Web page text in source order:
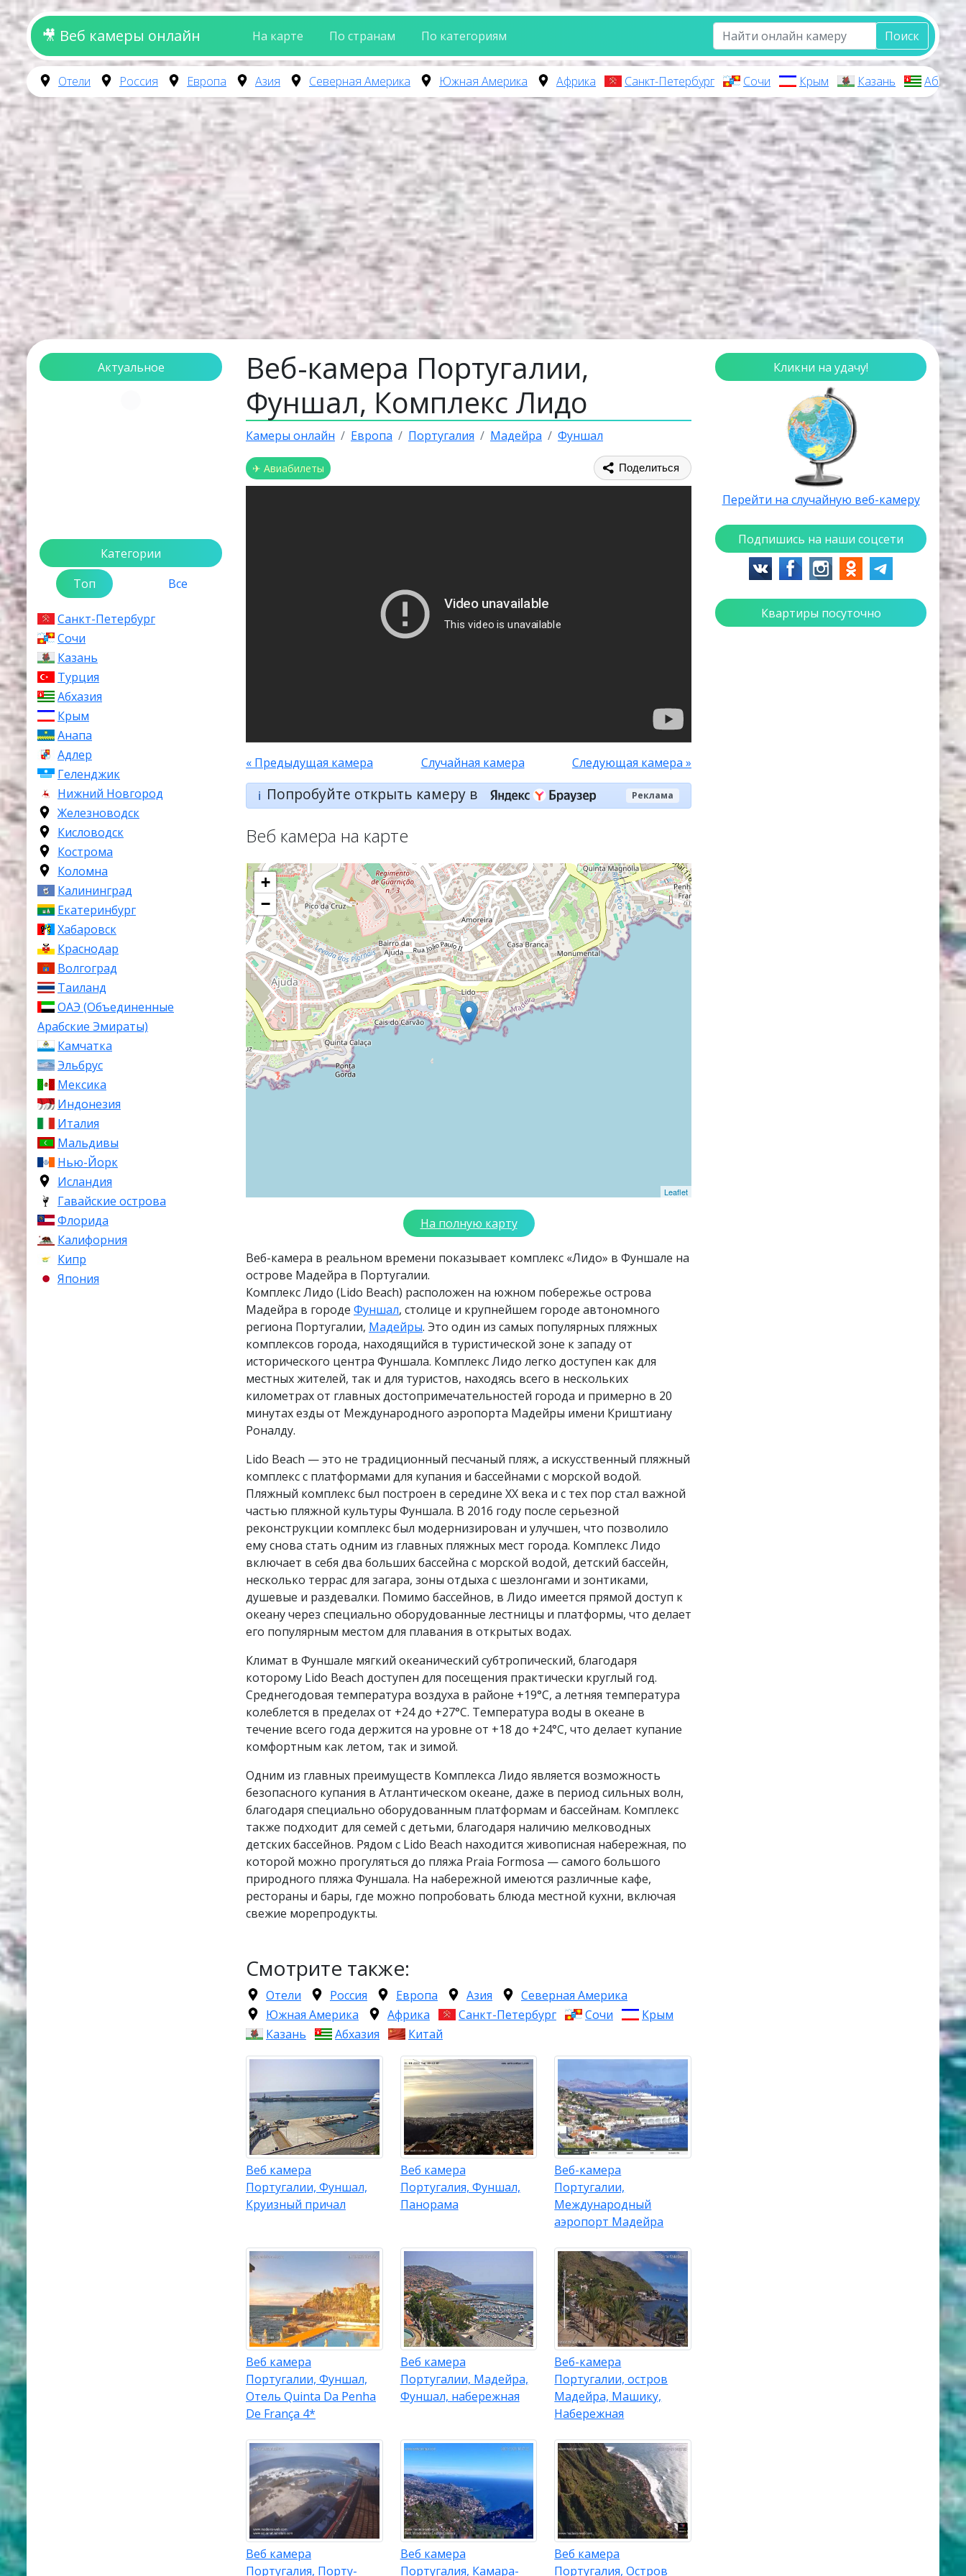
🎥 Веб камеры онлайн На карте По странам По категориям Поиск
Отели Россия Европа Азия Северная Америка Южная Америка Африка Санкт-Петербург Сочи Крым Казань
Актуальное
Категории
Топ
Все
Санкт-Петербург
Сочи
Казань
Турция
Абхазия
Крым
Анапа
Адлер
Геленджик
Нижний Новгород
Железноводск
Кисловодск
Кострома
Коломна
Калининград
Екатеринбург
Хабаровск
Краснодар
Волгоград
Таиланд
ОАЭ (Объединенные
Арабские Эмираты)
Камчатка
Эльбрус
Мексика
Индонезия
Италия
Мальдивы
Нью-Йорк
Исландия
Гавайские острова
Флорида
Калифорния
Кипр
Япония
Веб-камера Португалии,
Фуншал, Комплекс Лидо
Камеры онлайн Европа Португалия Мадейра Фуншал
✈ Авиабилеты Поделиться
« Предыдущая камера Случайная камера Следующая камера »
ℹ️ Попробуйте открыть камеру в Реклама
Веб камера на карте
+
−
Leaflet
На полную карту
Веб-камера в реальном времени показывает комплекс «Лидо» в Фуншале на
острове Мадейра в Португалии.
Комплекс Лидо (Lido Beach) расположен на южном побережье острова
Мадейра в городе Фуншал, столице и крупнейшем городе автономного
региона Португалии, Мадейры. Это один из самых популярных пляжных
комплексов города, находящийся в туристической зоне к западу от
исторического центра Фуншала. Комплекс Лидо легко доступен как для
местных жителей, так и для туристов, находясь всего в нескольких
километрах от главных достопримечательностей города и примерно в 20
минутах езды от Международного аэропорта Мадейры имени Криштиану
Роналду.
Lido Beach — это не традиционный песчаный пляж, а искусственный пляжный
комплекс с платформами для купания и бассейнами с морской водой.
Пляжный комплекс был построен в середине XX века и с тех пор стал важной
частью пляжной культуры Фуншала. В 2016 году после серьезной
реконструкции комплекс был модернизирован и улучшен, что позволило
ему снова стать одним из главных пляжных мест города. Комплекс Лидо
включает в себя два больших бассейна с морской водой, детский бассейн,
несколько террас для загара, зоны отдыха с шезлонгами и зонтиками,
душевые и раздевалки. Помимо бассейнов, в Лидо имеется прямой доступ к
океану через специально оборудованные лестницы и платформы, что делает
его популярным местом для плавания в открытых водах.
Климат в Фуншале мягкий океанический субтропический, благодаря
которому Lido Beach доступен для посещения практически круглый год.
Среднегодовая температура воздуха в районе +19°C, а летняя температура
колеблется в пределах от +24 до +27°C. Температура воды в океане в
течение всего года держится на уровне от +18 до +24°C, что делает купание
комфортным как летом, так и зимой.
Одним из главных преимуществ Комплекса Лидо является возможность
безопасного купания в Атлантическом океане, даже в период сильных волн,
благодаря специально оборудованным платформам и бассейнам. Комплекс
также подходит для семей с детьми, благодаря наличию мелководных
детских бассейнов. Рядом с Lido Beach находится живописная набережная, по
которой можно прогуляться до пляжа Praia Formosa — самого большого
природного пляжа Фуншала. На набережной имеются различные кафе,
рестораны и бары, где можно попробовать блюда местной кухни, включая
свежие морепродукты.
Смотрите также:
Отели Россия Европа Азия
Северная Америка
Южная Америка
Африка Санкт-Петербург Сочи
Крым
Казань
Абхазия Китай
Веб камера
Португалии, Фуншал,
Круизный причал
Веб камера
Португалия, Фуншал,
Панорама
Веб-камера
Португалии,
Международный
аэропорт Мадейра
Веб камера
Португалии, Фуншал,
Отель Quinta Da Penha
De França 4*
Веб камера
Португалии, Мадейра,
Фуншал, набережная
Веб-камера
Португалии, остров
Мадейра, Машику,
Набережная
Веб камера
Португалия, Порту-
Веб камера
Португалия, Камара-
Веб камера
Португалия, Остров
Кликни на удачу!
Перейти на случайную веб-камеру
Подпишись на наши соцсети
Квартиры посуточно